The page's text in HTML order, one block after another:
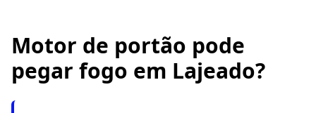
Motor de portão pode
pegar fogo em Lajeado?